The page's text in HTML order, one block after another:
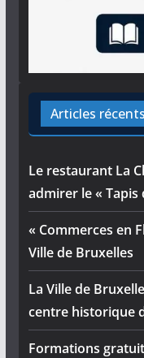
Articles récents
Le restaurant La
admirer le « Tapis
« Commerces en
Ville de Bruxelles
La Ville de
centre historique
Formations